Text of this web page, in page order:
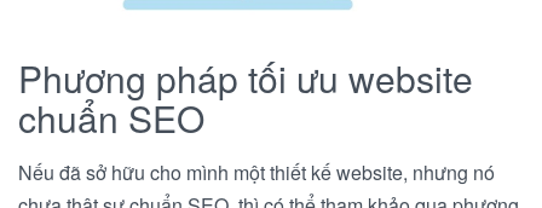
Phương pháp tối ưu website
chuẩn SEO
Nếu đã sở hữu cho mình một thiết kế website, nhưng nó